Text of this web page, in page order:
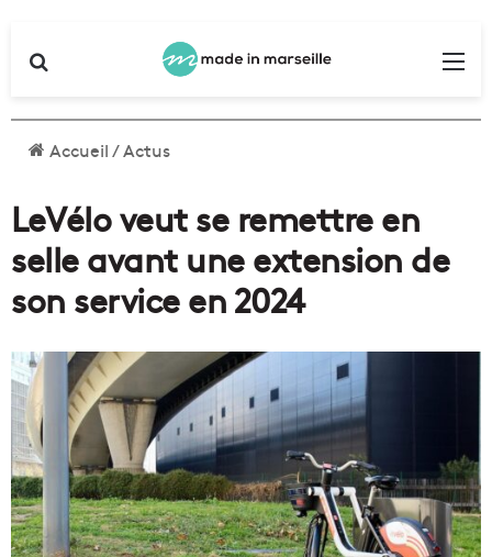
Accueil/Actus
LeVélo veut se remettre en
selle avant une extension de
son service en 2024